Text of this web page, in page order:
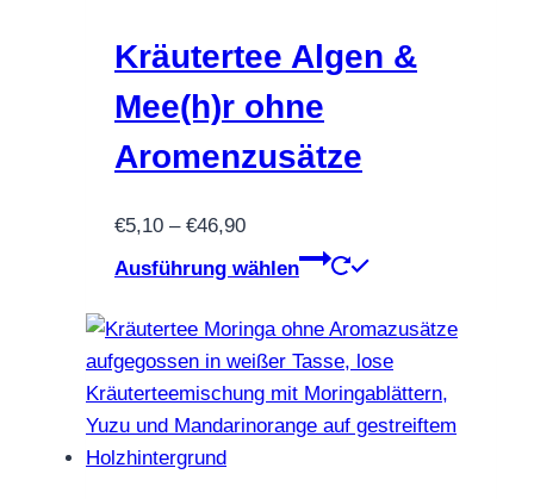
können
auf
Kräutertee Algen &
Mee(h)r ohne
Aromenzusätze
€5,10 – €46,90Preisspanne:
€5,10
€46,90
Ausführung wählen
Dieses
weist
mehrere
Varianten
auf.